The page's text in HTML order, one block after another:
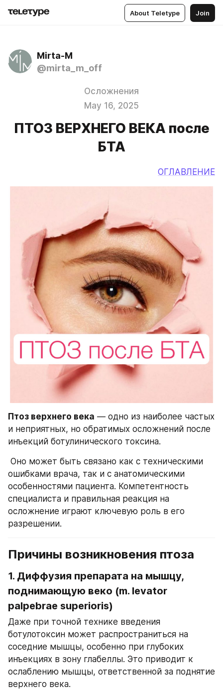
About Teletype Join
Mirta-M
@mirta_m_off
Осложнения
May 16, 2025
ПТОЗ ВЕРХНЕГО ВЕКА после
БТА
ОГЛАВЛЕНИЕ
Птоз верхнего века — одно из наиболее частых
и неприятных, но обратимых осложнений после
инъекций ботулинического токсина.
ошибками врача, так и с анатомическими
особенностями пациента. Компетентность
специалиста и правильная реакция на
осложнение играют ключевую роль в его
разрешении.
Причины возникновения птоза
1. Диффузия препарата на мышцу,
поднимающую веко (m. levator
palpebrae superioris)
Даже при точной технике введения
ботулотоксин может распространиться на
соседние мышцы, особенно при глубоких
инъекциях в зону глабеллы. Это приводит к
ослаблению мышцы, ответственной за поднятие
верхнего века.